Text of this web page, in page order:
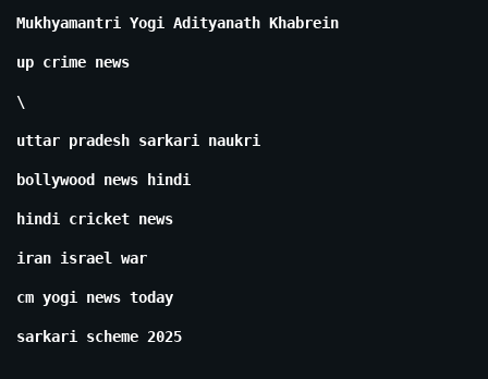
Mukhyamantri Yogi Adityanath Khabrein
up crime news
\
uttar pradesh sarkari naukri
bollywood news hindi
hindi cricket news
iran israel war
cm yogi news today
sarkari scheme 2025